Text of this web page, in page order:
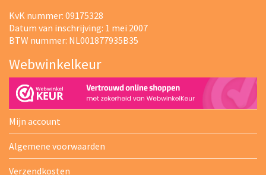
KvK nummer: 09175328
Datum van inschrijving: 1 mei 2007
BTW nummer: NL001877935B35
Webwinkelkeur
Mijn account
Algemene voorwaarden
Verzendkosten